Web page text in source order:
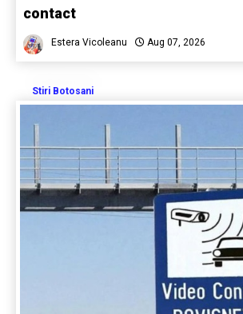
contact
Estera Vicoleanu Aug 07, 2026
Stiri Botosani